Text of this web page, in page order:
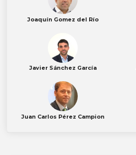
Joaquín Gomez del Río
Javier Sánchez García
Juan Carlos Pérez Campion